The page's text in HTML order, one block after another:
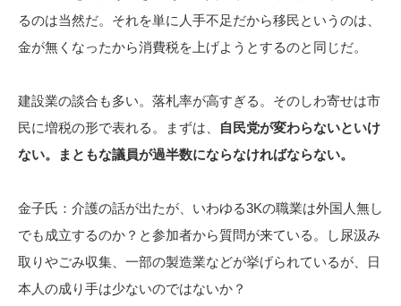
るのは当然だ。それを単に人手不足だから移民というのは、
金が無くなったから消費税を上げようとするのと同じだ。
建設業の談合も多い。落札率が高すぎる。そのしわ寄せは市
民に増税の形で表れる。まずは、
自民党が変わらないといけ
ない。まともな議員が過半数にならなければならない。
金子氏：介護の話が出たが、いわゆる3Kの職業は外国人無し
でも成立するのか？と参加者から質問が来ている。し尿汲み
取りやごみ収集、一部の製造業などが挙げられているが、日
本人の成り手は少ないのではないか？